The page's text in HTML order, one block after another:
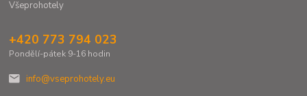
Všeprohotely
+420 773 794 023
Pondělí-pátek 9-16 hodin
info@vseprohotely.eu